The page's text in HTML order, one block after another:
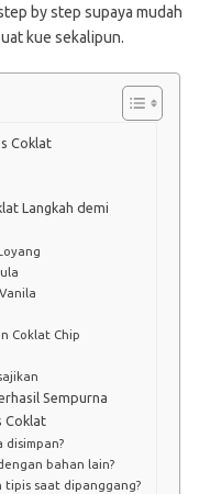
by step supaya mudah
kue sekalipun.
Coklat
Langkah demi
Coklat Chip
Sempurna
Coklat
disimpan?
bahan lain?
tipis saat dipanggang?